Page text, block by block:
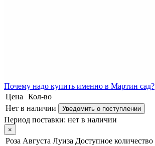
Почему надо купить именно в Мартин сад?
Цена
Кол-во
Нет в наличии
Уведомить о поступлении
Период поставки: нет в наличии
×
Роза Августа Луиза Доступное количество